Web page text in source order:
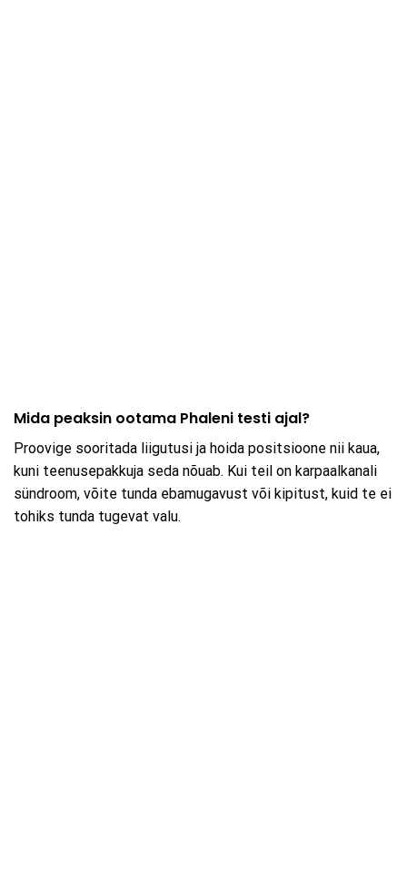
Mida peaksin ootama Phaleni testi ajal?
Proovige sooritada liigutusi ja hoida positsioone nii kaua,
kuni teenusepakkuja seda nõuab. Kui teil on karpaalkanali
sündroom, võite tunda ebamugavust või kipitust, kuid te ei
tohiks tunda tugevat valu.